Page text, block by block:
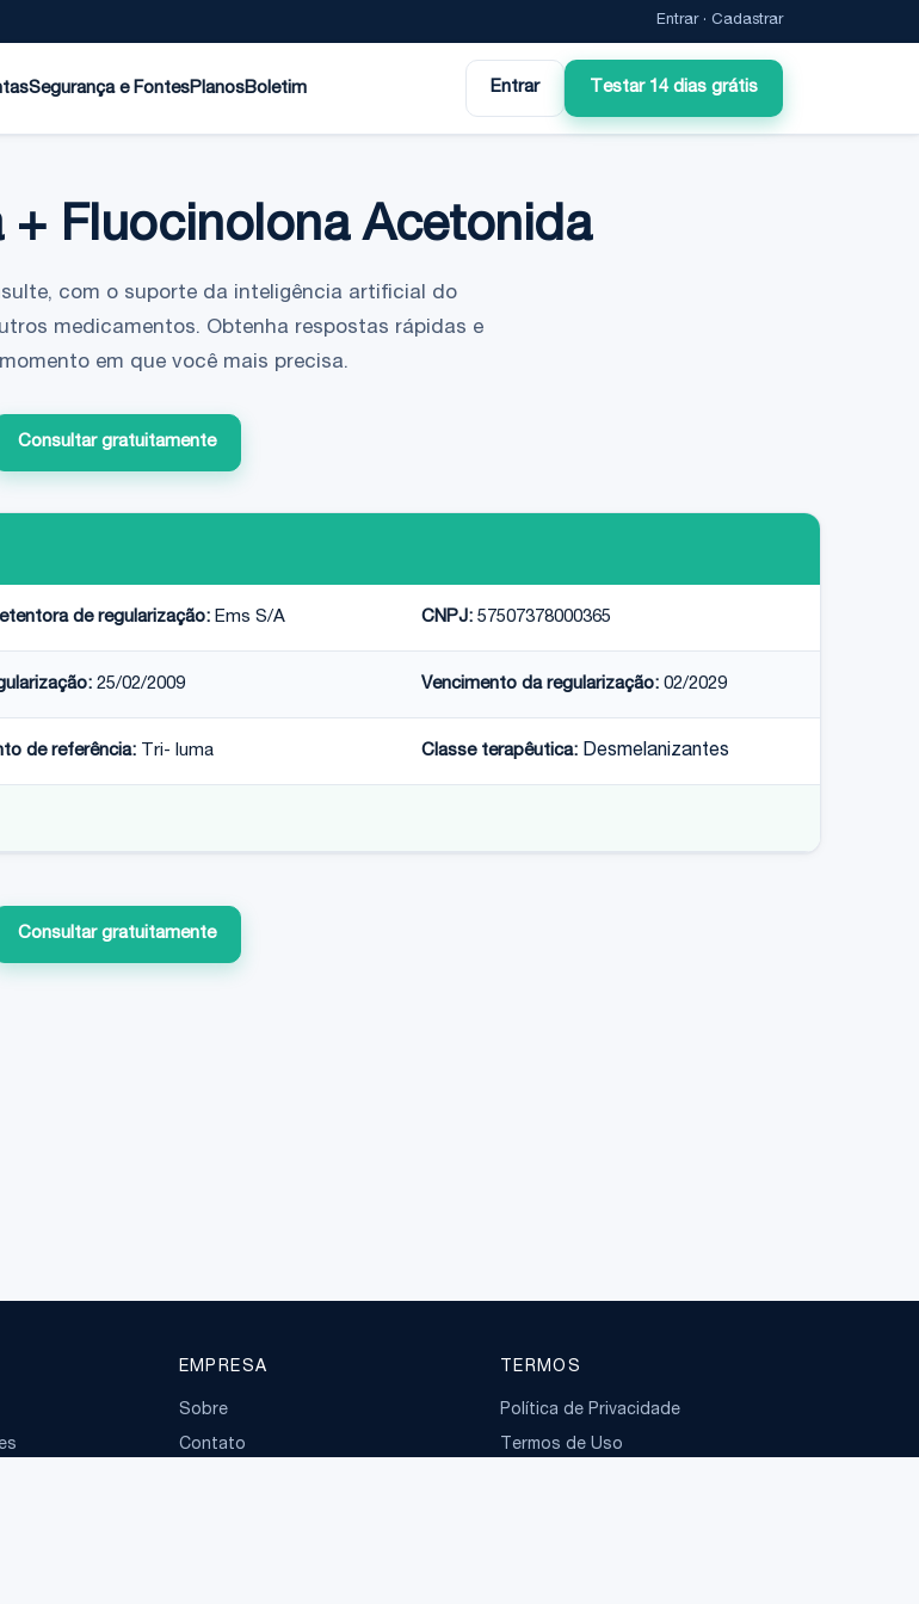
Entrar· Cadastrar
Segurança e FontesPlanosBoletim Entrar Testar 14 dias grátis
Fluocinolona Acetonida
com o suporte da inteligência artificial do
medicamentos. Obtenha respostas rápidas e
em que você mais precisa.
Consultar gratuitamente
de regularização: Ems S/A CNPJ: 57507378000365
25/02/2009 Vencimento da regularização: 02/2029
de referência: Tri- luma Classe terapêutica: Desmelanizantes
Consultar gratuitamente
EMPRESA
Sobre
Contato
TERMOS
Política de Privacidade
Termos de Uso